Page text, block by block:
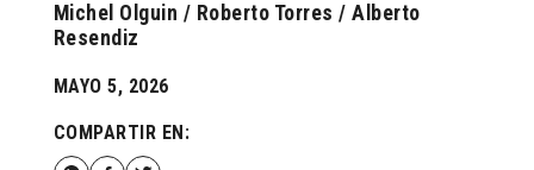
Michel Olguin / Roberto Torres / Alberto
Resendiz
MAYO 5, 2026
COMPARTIR EN: